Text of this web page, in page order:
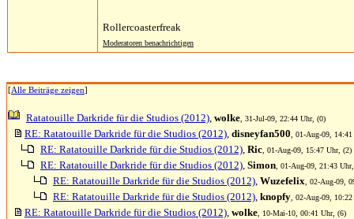
Rollercoasterfreak
Moderatoren benachrichtigen
[Alle Beiträge zeigen]
Ratatouille Darkride für die Studios (2012), wolke , 31-Jul-09, 22:44 Uhr, (0)
RE: Ratatouille Darkride für die Studios (2012), disneyfan500 , 01-Aug-09,
RE: Ratatouille Darkride für die Studios (2012), Ric , 01-Aug-09, 15:47 Uhr, (2)
RE: Ratatouille Darkride für die Studios (2012), Simon , 01-Aug-09, 21:43
RE: Ratatouille Darkride für die Studios (2012), Wuzefelix , 02-Aug-09,
RE: Ratatouille Darkride für die Studios (2012), knopfy , 02-Aug-09,
RE: Ratatouille Darkride für die Studios (2012), wolke , 10-Mai-10, 00:41 Uhr, (6)